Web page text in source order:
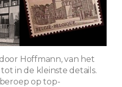
Hoffmann, van het
in de kleinste details.
op top-